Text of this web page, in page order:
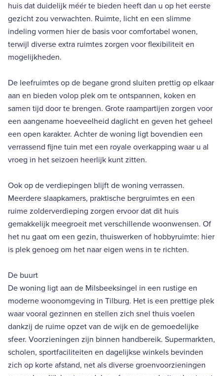
huis dat duidelijk méér te bieden heeft dan u op het eerste
gezicht zou verwachten. Ruimte, licht en een slimme
indeling vormen hier de basis voor comfortabel wonen,
terwijl diverse extra ruimtes zorgen voor flexibiliteit en
mogelijkheden.
De leefruimtes op de begane grond sluiten prettig op elkaar
aan en bieden volop plek om te ontspannen, koken en
samen tijd door te brengen. Grote raampartijen zorgen voor
een aangename hoeveelheid daglicht en geven het geheel
een open karakter. Achter de woning ligt bovendien een
verrassend fijne tuin met een royale overkapping waar u al
vroeg in het seizoen heerlijk kunt zitten.
Ook op de verdiepingen blijft de woning verrassen.
Meerdere slaapkamers, praktische bergruimtes en een
ruime zolderverdieping zorgen ervoor dat dit huis
gemakkelijk meegroeit met verschillende woonwensen. Of
het nu gaat om een gezin, thuiswerken of hobbyruimte: hier
is plek genoeg om het naar eigen wens in te richten.
De buurt
De woning ligt aan de Milsbeeksingel in een rustige en
moderne woonomgeving in Tilburg. Het is een prettige plek
waar vooral gezinnen en stellen zich snel thuis voelen
dankzij de ruime opzet van de wijk en de gemoedelijke
sfeer. Voorzieningen zijn binnen handbereik. Supermarkten,
scholen, sportfaciliteiten en dagelijkse winkels bevinden
zich op korte afstand, net als diverse groenvoorzieningen